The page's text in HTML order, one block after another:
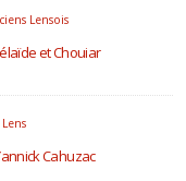
Lensois
et Chouiar
Lens
Cahuzac